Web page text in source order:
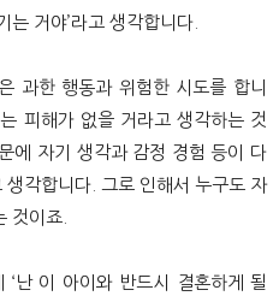
거야’라고 생각합니다.
과한 행동과 위험한 시도를 합니
피해가 없을 거라고 생각하는 것
에 자기 생각과 감정 경험 등이 다
각합니다. 그로 인해서 누구도 자
것이죠.
‘난 이 아이와 반드시 결혼하게 될